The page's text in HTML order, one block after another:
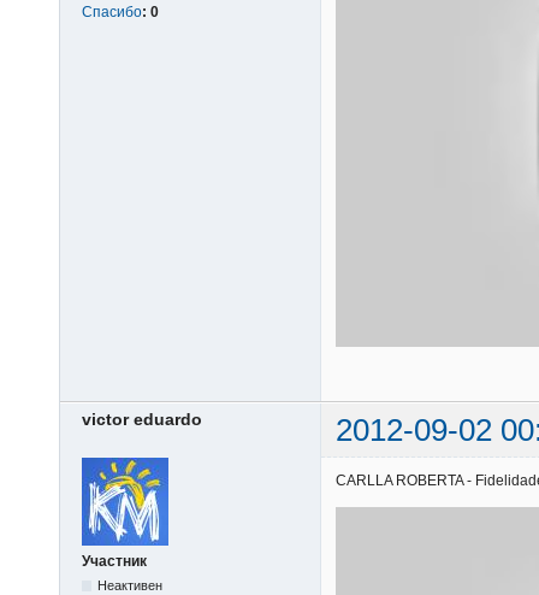
Спасибо: 0
victor eduardo 2012-09-02
Участник
Неактивен
CARLLA ROBERTA -